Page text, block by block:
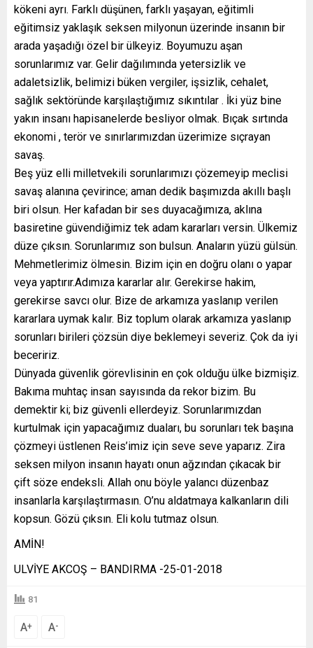
kökeni ayrı. Farklı düşünen, farklı yaşayan, eğitimli
eğitimsiz yaklaşık seksen milyonun üzerinde insanın bir
arada yaşadığı özel bir ülkeyiz. Boyumuzu aşan
sorunlarımız var. Gelir dağılımında yetersizlik ve
adaletsizlik, belimizi büken vergiler, işsizlik, cehalet,
sağlık sektöründe karşılaştığımız sıkıntılar . İki yüz bine
yakın insanı hapisanelerde besliyor olmak. Bıçak sırtında
ekonomi , terör ve sınırlarımızdan üzerimize sıçrayan
savaş.
Beş yüz elli milletvekili sorunlarımızı çözemeyip meclisi
savaş alanına çevirince; aman dedik başımızda akıllı başlı
biri olsun. Her kafadan bir ses duyacağımıza, aklına
basiretine güvendiğimiz tek adam kararları versin. Ülkemiz
düze çıksın. Sorunlarımız son bulsun. Anaların yüzü gülsün.
Mehmetlerimiz ölmesin. Bizim için en doğru olanı o yapar
veya yaptırır.Adımıza kararlar alır. Gerekirse hakim,
gerekirse savcı olur. Bize de arkamıza yaslanıp verilen
kararlara uymak kalır. Biz toplum olarak arkamıza yaslanıp
sorunları birileri çözsün diye beklemeyi severiz. Çok da iyi
beceririz.
Dünyada güvenlik görevlisinin en çok olduğu ülke bizmişiz.
Bakıma muhtaç insan sayısında da rekor bizim. Bu
demektir ki; biz güvenli ellerdeyiz. Sorunlarımızdan
kurtulmak için yapacağımız duaları, bu sorunları tek başına
çözmeyi üstlenen Reis’imiz için seve seve yaparız. Zira
seksen milyon insanın hayatı onun ağzından çıkacak bir
çift söze endeksli. Allah onu böyle yalancı düzenbaz
insanlarla karşılaştırmasın. O’nu aldatmaya kalkanların dili
kopsun. Gözü çıksın. Eli kolu tutmaz olsun.
AMİN!
ULVİYE AKCOŞ – BANDIRMA -25-01-2018
81
A+ A-